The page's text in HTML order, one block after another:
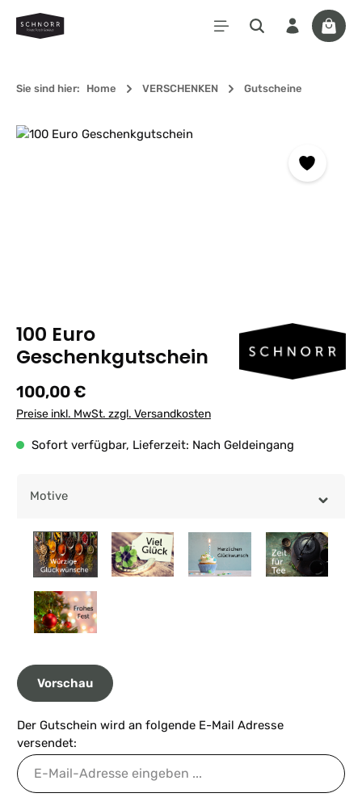
Zum Hauptinhalt springen
Sie sind hier: Home VERSCHENKEN Gutscheine
Bildergalerie überspringen
100 Euro
Geschenkgutschein
Regulärer Preis:
100,00 €
Preise inkl. MwSt. zzgl. Versandkosten
Sofort verfügbar, Lieferzeit: Nach Geldeingang
Motive
Vorschau
Der Gutschein wird an folgende E-Mail Adresse
versendet: